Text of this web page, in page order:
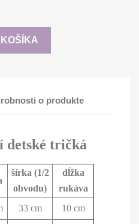
o produkte
detské tričká
šírka (1/2
obvodu)
dĺžka
rukáva
33 cm 10 cm